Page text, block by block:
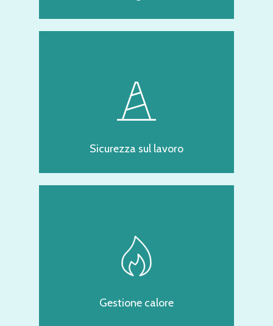
Sicurezza sul lavoro
Gestione calore